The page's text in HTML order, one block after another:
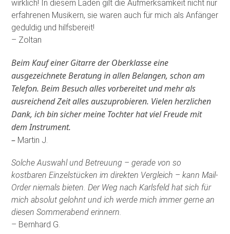
wirklich! In diesem Laden gilt die Aufmerksamkeit nicht nur
erfahrenen Musikern, sie waren auch für mich als Anfänger
geduldig und hilfsbereit!
– Zoltan
Beim Kauf einer Gitarre der Oberklasse eine
ausgezeichnete Beratung in allen Belangen, schon am
Telefon. Beim Besuch alles vorbereitet und mehr als
ausreichend Zeit alles auszuprobieren. Vielen herzlichen
Dank, ich bin sicher meine Tochter hat viel Freude mit
dem Instrument.
– Martin J.
Solche Auswahl und Betreuung – gerade von so
kostbaren Einzelstücken im direkten Vergleich – kann Mail-
Order niemals bieten. Der Weg nach Karlsfeld hat sich für
mich absolut gelohnt und ich werde mich immer gerne an
diesen Sommerabend erinnern.
– Bernhard G.